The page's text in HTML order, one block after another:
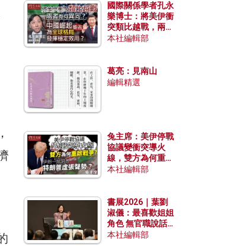
國際關係學者孔永
樂博士：將美伊衝
突類比越戰，兩者
有何異同？中國崛
本社編輯部
葛亮：見南山
編輯精選
兔主席：美伊停戰
協議變衝突導火
線，雙方為何重啟
戰爭？伊朗一早洞
本社編輯部
書展2026｜葉劉
淑儀：最喜歡姐姐
角色 無官職說話
包袱少
本社編輯部